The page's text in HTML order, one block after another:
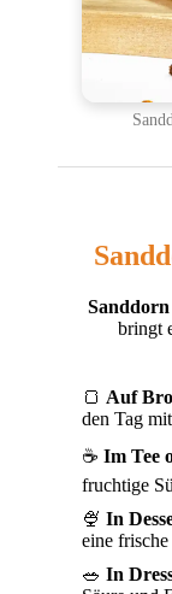
bringt
🍞 Auf
den Tag
☕ Im Tee
fruchtige
🍨 In
eine
🥗 In